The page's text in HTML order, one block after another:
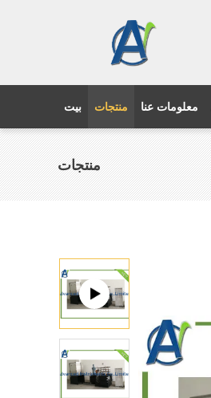
بيت منتجات معلومات عنا
منتجات